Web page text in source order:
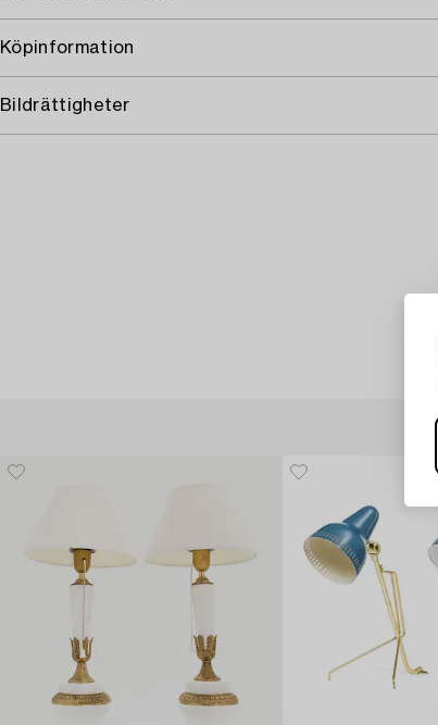
Köpinformation
Bildrättigheter